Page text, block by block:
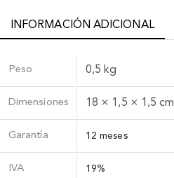
INFORMACIÓN ADICIONAL
Peso 0,5 kg
Dimensiones 18 × 1,5 × 1,5 cm
Garantía 12 meses
IVA 19%